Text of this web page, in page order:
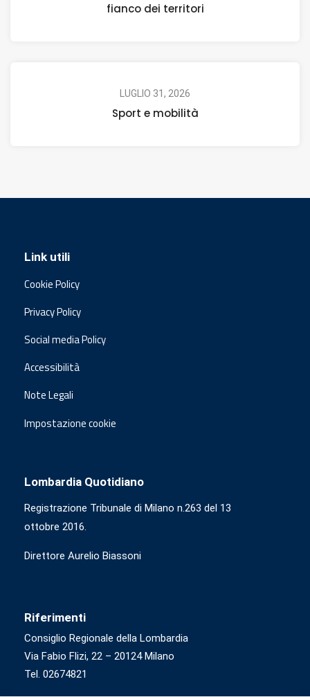
fianco dei territori
LUGLIO 31, 2026
Sport e mobilità
Link utili
Cookie Policy
Privacy Policy
Social media Policy
Accessibilità
Note Legali
Impostazione cookie
Lombardia Quotidiano
Registrazione Tribunale di Milano n.263 del 13
ottobre 2016.
Direttore Aurelio Biassoni
Riferimenti
Consiglio Regionale della Lombardia
Via Fabio Flizi, 22 – 20124 Milano
Tel. 02674821